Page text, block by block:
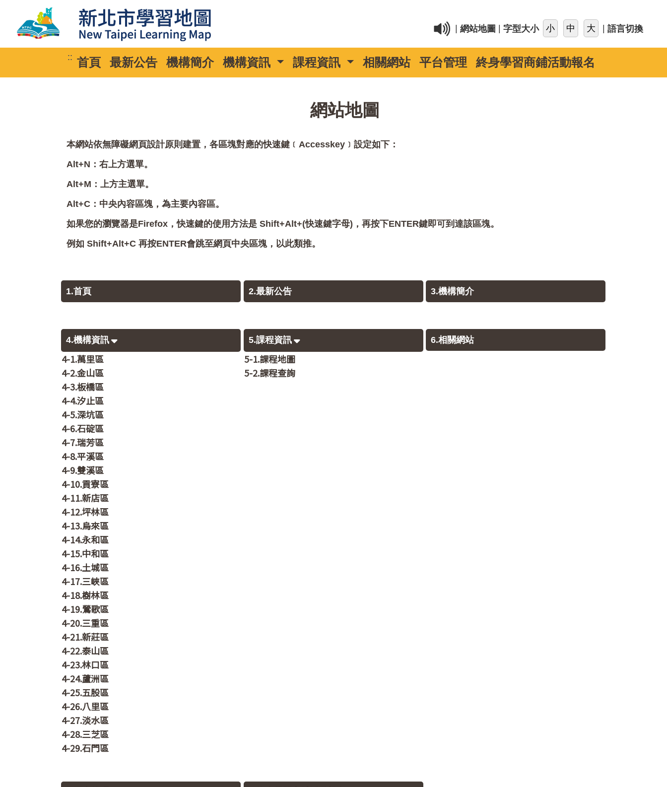
網站地圖 字型大小 語言切換
:: 首頁 最新公告 機構簡介 機構資訊 課程資訊 相關網站 平台管理 終身學習商鋪活動報名
網站地圖
本網站依無障礙網頁設計原則建置，各區塊對應的快速鍵﹝Accesskey﹞設定如下：
Alt+N：右上方選單。
Alt+M：上方主選單。
Alt+C：中央內容區塊，為主要內容區。
如果您的瀏覽器是Firefox，快速鍵的使用方法是 Shift+Alt+(快速鍵字母)，再按下ENTER鍵即可到達該區塊。
例如 Shift+Alt+C 再按ENTER會跳至網頁中央區塊，以此類推。
1.首頁 2.最新公告 3.機構簡介
4.機構資訊
4-1.萬里區
4-2.金山區
4-3.板橋區
4-4.汐止區
4-5.深坑區
4-6.石碇區
4-7.瑞芳區
4-8.平溪區
4-9.雙溪區
4-10.貢寮區
4-11.新店區
4-12.坪林區
4-13.烏來區
4-14.永和區
4-15.中和區
4-16.土城區
4-17.三峽區
4-18.樹林區
4-19.鶯歌區
4-20.三重區
4-21.新莊區
4-22.泰山區
4-23.林口區
4-24.蘆洲區
4-25.五股區
4-26.八里區
4-27.淡水區
4-28.三芝區
4-29.石門區
5.課程資訊
5-1.課程地圖
5-2.課程查詢
6.相關網站